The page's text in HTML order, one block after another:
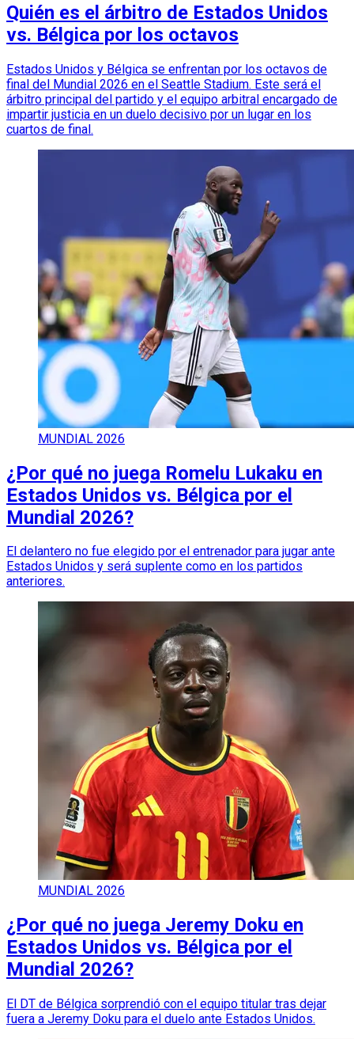
Quién es el árbitro de Estados Unidos
vs. Bélgica por los octavos
Estados Unidos y Bélgica se enfrentan por los octavos de
final del Mundial 2026 en el Seattle Stadium. Este será el
árbitro principal del partido y el equipo arbitral encargado de
impartir justicia en un duelo decisivo por un lugar en los
cuartos de final.
MUNDIAL 2026
¿Por qué no juega Romelu Lukaku en
Estados Unidos vs. Bélgica por el
Mundial 2026?
El delantero no fue elegido por el entrenador para jugar ante
Estados Unidos y será suplente como en los partidos
anteriores.
MUNDIAL 2026
¿Por qué no juega Jeremy Doku en
Estados Unidos vs. Bélgica por el
Mundial 2026?
El DT de Bélgica sorprendió con el equipo titular tras dejar
fuera a Jeremy Doku para el duelo ante Estados Unidos.